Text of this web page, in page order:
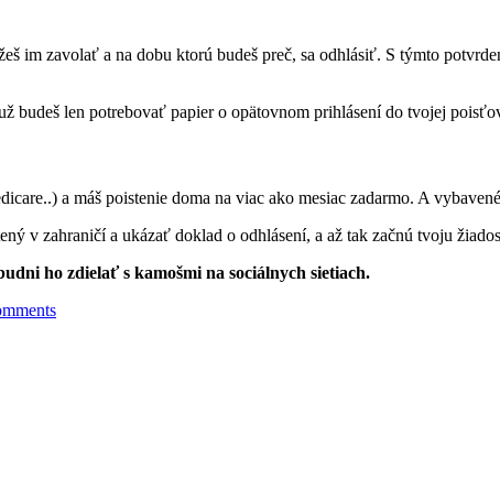
im zavolať a na dobu ktorú budeš preč, sa odhlásiť. S týmto
budeš len potrebovať papier o opätovnom prihlásení do tvojej
a máš poistenie doma na viac ako mesiac zadarmo. A
v zahraničí a ukázať doklad o odhlásení, a až tak začnú tvoju
ho zdielať s kamošmi na sociálnych sietiach.